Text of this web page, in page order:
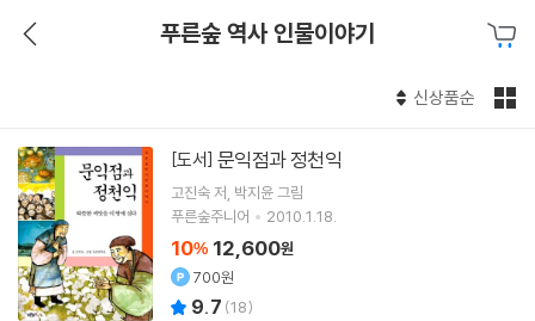
푸른숲 역사 인물이야기
신상품순
[도서] 문익점과 정천익
고진숙저 박지윤그림
푸른숲주니어
2010.1.18.
10% 12,600원
700원
9.7 (18)